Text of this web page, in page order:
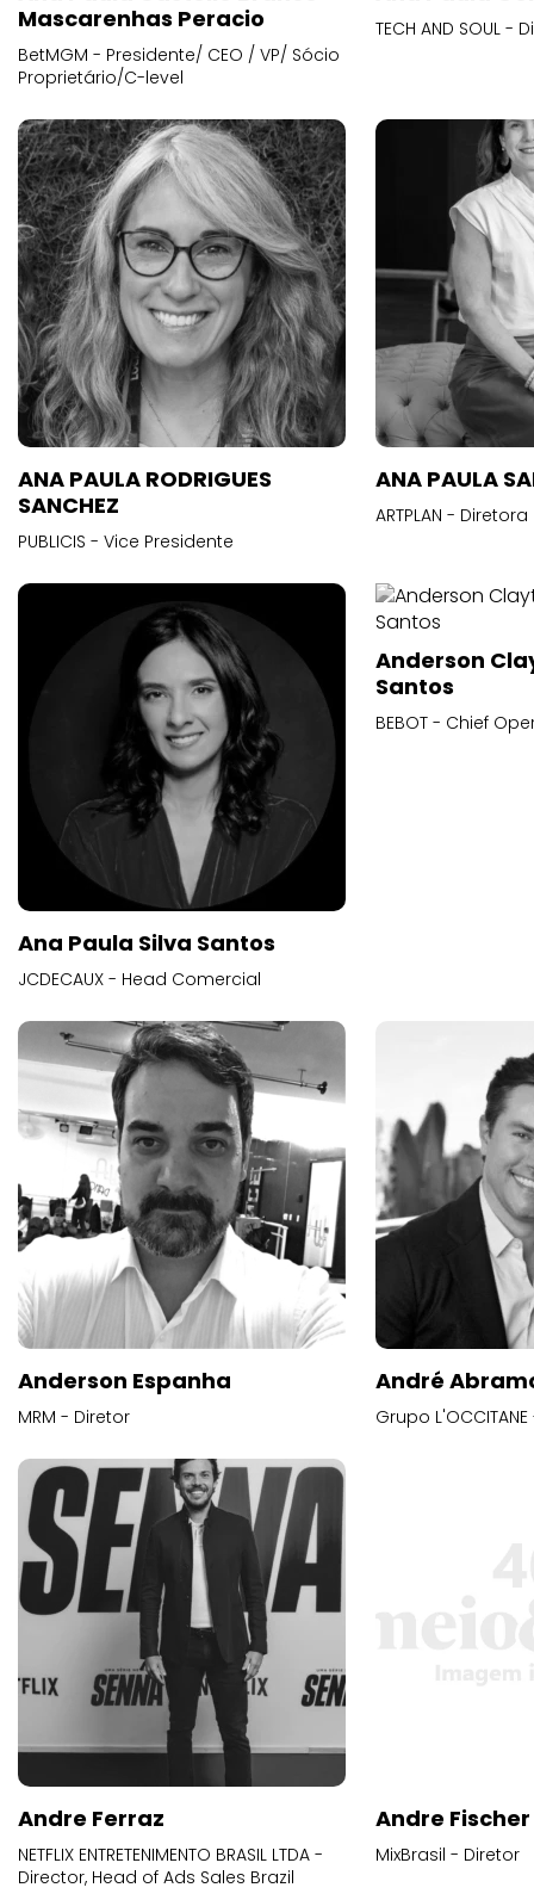
Mascarenhas Peracio
BetMGM - Presidente/ CEO / VP/ Sócio
Proprietário/C-level
TECH AND SOUL
ANA PAULA RODRIGUES
SANCHEZ
PUBLICIS - Vice Presidente
ANA PAULA
ARTPLAN -
Ana Paula Silva Santos
JCDECAUX - Head Comercial
Anderson
Santos
BEBOT - Chief
Anderson Espanha
MRM - Diretor
André
Grupo
Andre Ferraz
NETFLIX ENTRETENIMENTO BRASIL LTDA -
Director, Head of Ads Sales Brazil
Andre Fischer
MixBrasil - Diretor